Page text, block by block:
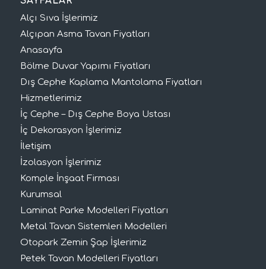
Alçı Sıva İşlerimiz
Alçıpan Asma Tavan Fiyatları
Anasayfa
Bölme Duvar Yapımı Fiyatları
Dış Cephe Kaplama Mantolama Fiyatları
Hizmetlerimiz
İç Cephe – Dış Cephe Boya Ustası
İç Dekorasyon İşlerimiz
İletişim
İzolasyon İşlerimiz
Komple İnşaat Firması
Kurumsal
Laminat Parke Modelleri Fiyatları
Metal Tavan Sistemleri Modelleri
Otopark Zemin Şap İşlerimiz
Petek Tavan Modelleri Fiyatları